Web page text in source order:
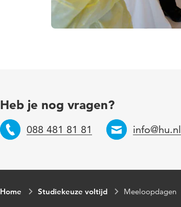
Heb je nog vragen?
Telefoon
088 481 81 81
Email
info@hu.nl
Home Studiekeuze voltijd Meeloopdagen